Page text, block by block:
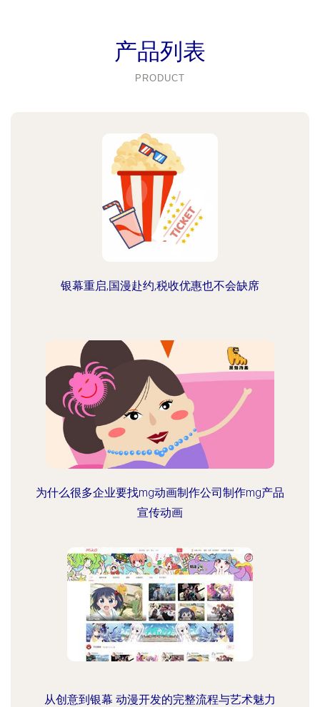
产品列表
PRODUCT
银幕重启,国漫赴约,税收优惠也不会缺席
为什么很多企业要找mg动画制作公司制作mg产品
宣传动画
从创意到银幕 动漫开发的完整流程与艺术魅力